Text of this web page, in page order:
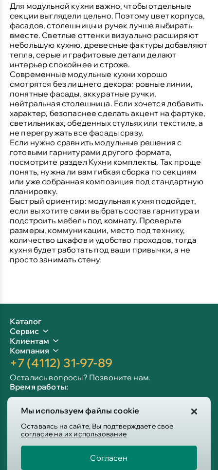
Мы используем файлы cookie
Оставаясь на сайте, Вы подтверждаете свое
согласие на их использование
Согласен
Для модульной кухни важно, чтобы отдельные
секции выглядели цельно. Поэтому цвет корпуса,
фасадов, столешницы и ручек лучше выбирать
вместе. Светлые оттенки визуально расширяют
небольшую кухню, древесные фактуры добавляют
тепла, серые и графитовые детали делают
интерьер спокойнее и строже.
Современные модульные кухни хорошо
смотрятся без лишнего декора: ровные линии,
понятные фасады, аккуратные ручки,
нейтральная столешница. Если хочется добавить
характер, безопаснее сделать акцент на фартуке,
светильниках, обеденных стульях или текстиле, а
не перегружать все фасады сразу.
Если нужно сравнить модульные решения с
готовыми гарнитурами другого формата,
посмотрите раздел Кухни комплекты. Так проще
понять, нужна ли вам гибкая сборка по секциям
или уже собранная композиция под стандартную
планировку.
Быстрый ориентир: модульная кухня подойдет,
если вы хотите сами выбрать состав гарнитура и
подстроить мебель под комнату. Проверьте
размеры, коммуникации, место под технику,
количество шкафов и удобство проходов, тогда
кухня будет работать под ваши привычки, а не
просто занимать стену.
Каталог
Сервис
Клиентам
Компания
+7 (4112) 31-97-89
Остались вопросы? Позвоните нам.
Время работы:
Сб-вс: 10:00 - 19:00
Info@victoria-mebel.ru